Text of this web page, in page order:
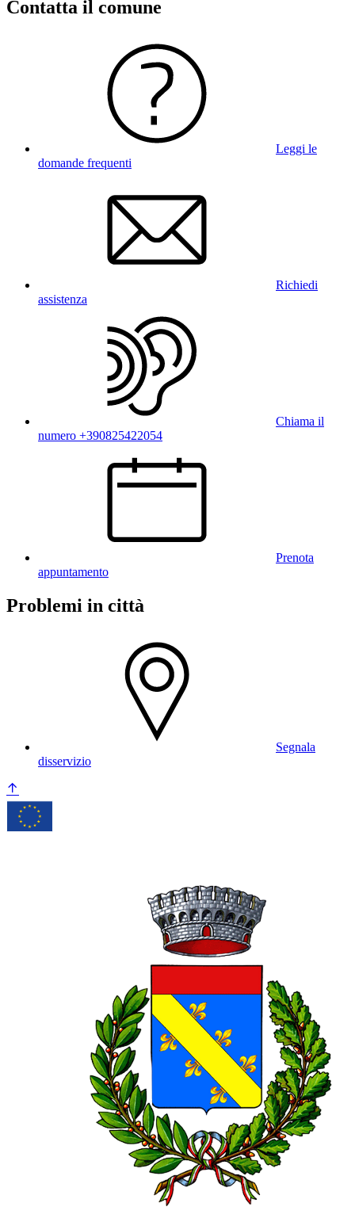
Contatta il comune
Leggi le
domande frequenti
Richiedi
assistenza
Chiama il
numero +390825422054
Prenota
appuntamento
Problemi in città
Segnala
disservizio